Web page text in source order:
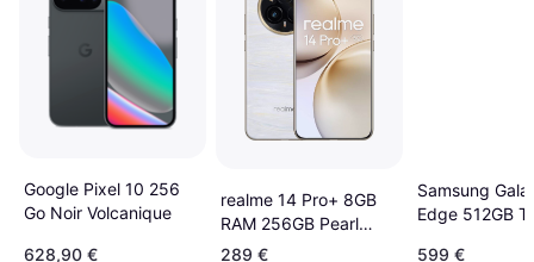
Google Pixel 10 256
Go Noir Volcanique
628,90 €
realme 14 Pro+ 8GB
RAM 256GB Pearl
White
289 €
Samsung
Edge 512GB
599 €